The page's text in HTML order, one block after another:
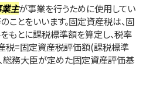
主が事業を行うために使用してい
ことをいいます。固定資産税は、固
もとに課税標準額を算定し、税率
税=固定資産税評価額(課税標準
務大臣が定めた固定資産評価基